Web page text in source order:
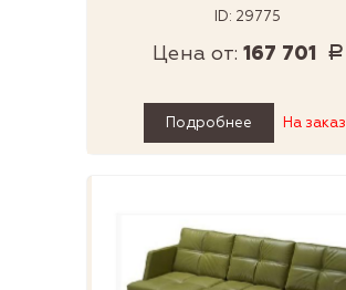
ID: 29775
Цена от: 167 701 Р
Подробнее На заказ